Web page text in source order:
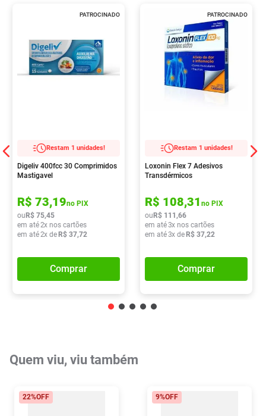
PATROCINADO
Restam 1 unidades!
Digeliv 400fcc 30 Comprimidos
Mastigavel
R$ 73,19no PIX
ou R$ 75,45
em até2x nos cartões
em até2x de R$ 37,72
Comprar
PATROCINADO
Restam 1 unidades!
Loxonin Flex 7 Adesivos
Transdérmicos
R$ 108,31 no PIX
ou R$ 111 ,66
em até3x nos cartões
em até3x de R$ 37,22
Comprar
Quem viu, viu também
22%OFF 9%OFF